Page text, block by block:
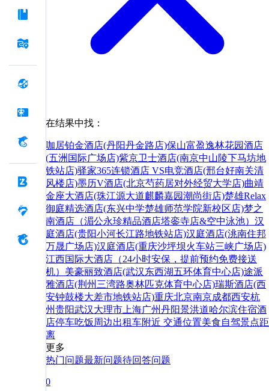
在结果中找：
咖居铂金酒店(丹阳丹金路店)保山富盈逸林花园酒店
(五洲国际广场店)紫京卫士酒店(南京中山陵下马坊地
铁站店)驿家365连锁酒店 VS电竞酒店(邢台好南关清
风楼店)墨历V酒店(北京芍药居对外经贸大学店)曲靖
金座大酒店(珠江源大道麒麟嘉园潮尚街店)楚雄Relax
御庭精选酒店(东兴中学楚雄师范学院新校区店)梦之
南酒店（湄公永珍精品酒店塔銮寺店&空中泳池） 汉
庭酒店(贵阳小河长江路地铁站店)汉庭酒店(洮南住邦
万晟广场店)汉庭酒店(重庆沙坪坝火车站三峡广场店)
江西国际大酒店（24小时安保，提前预约免费接送
机） 美豪丽致酒店(武汉东西湖五环体育中心店)途派
雅酒店(荆州三湾路奥林匹克体育中心店)瑞斯酒店(西
安钟鼓楼大差市地铁站店)重庆北京南京成都西安杭
州贵阳武汉大理市 上海广州丹阳景洪道哈尔滨住宿酒
店停车吃饭周边出租车附近 交通位置美食自驾景点距
离
更多
热门问题最新问题待回答问题
0